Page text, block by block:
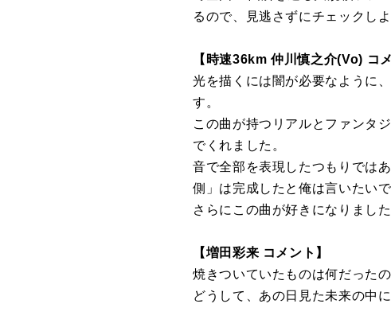
るので、見逃さずにチェックしよ
【時速36km 仲川慎之介(Vo) コ
光を描くには闇が必要なように
す。
この曲が持つリアルとファンタ
でくれました。
音で全部を表現したつもりでは
側」は完成したと俺は言いたいで
さらにこの曲が好きになりまし
【増田彩来 コメント】
焼きついていたものは何だったの
どうして、あの日見た未来の中に